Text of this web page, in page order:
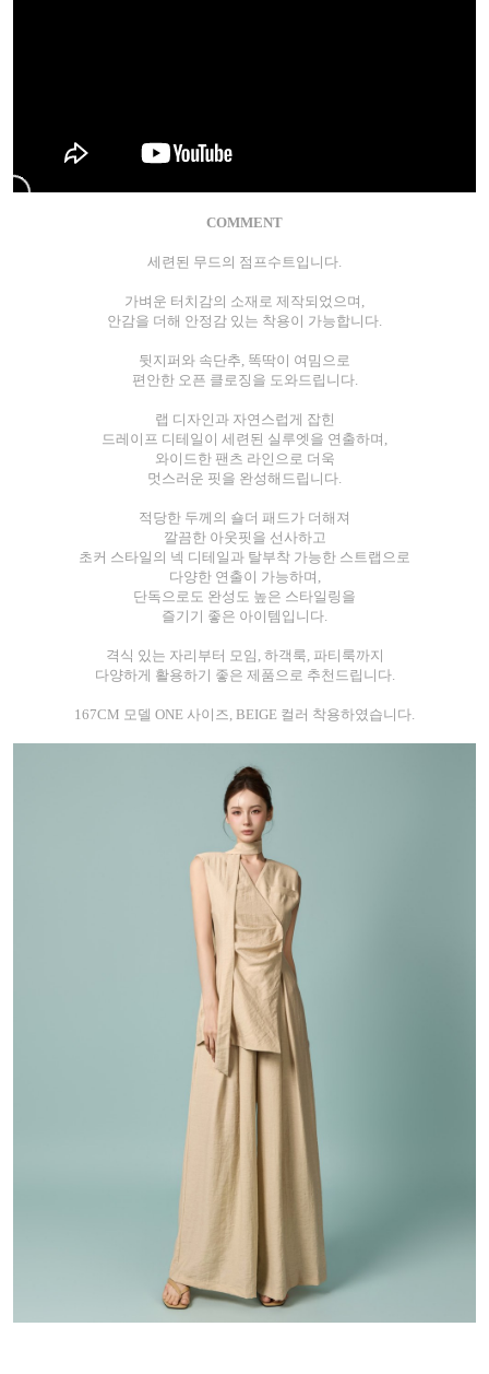
COMMENT
세련된 무드의 점프수트입니다.
가벼운 터치감의 소재로 제작되었으며,
안감을 더해 안정감 있는 착용이 가능합니다.
뒷지퍼와 속단추, 똑딱이 여밈으로
편안한 오픈 클로징을 도와드립니다.
랩 디자인과 자연스럽게 잡힌
드레이프 디테일이 세련된 실루엣을 연출하며,
와이드한 팬츠 라인으로 더욱
멋스러운 핏을 완성해드립니다.
적당한 두께의 숄더 패드가 더해져
깔끔한 아웃핏을 선사하고
초커 스타일의 넥 디테일과 탈부착 가능한 스트랩으로
다양한 연출이 가능하며,
단독으로도 완성도 높은 스타일링을
즐기기 좋은 아이템입니다.
격식 있는 자리부터 모임, 하객룩, 파티룩까지
다양하게 활용하기 좋은 제품으로 추천드립니다.
167CM 모델 ONE 사이즈, BEIGE 컬러 착용하였습니다.